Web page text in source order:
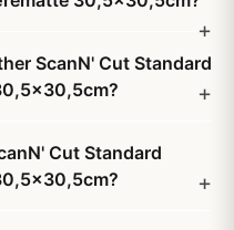
ScanN' Cut Standard
Cut Standard